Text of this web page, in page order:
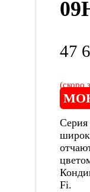
47
(скоро
Серия
Fi.